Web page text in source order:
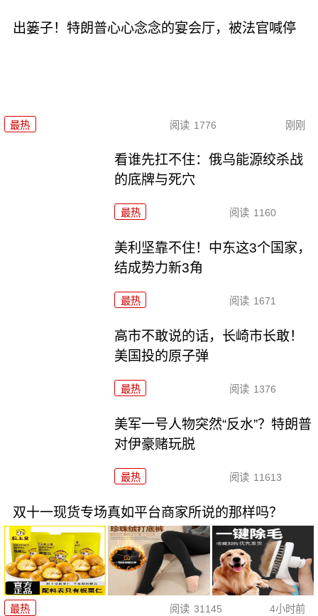
出篓子！特朗普心心念念的宴会厅，被法官喊停
最热 阅读 1776 刚刚
看谁先扛不住：俄乌能源绞杀战
的底牌与死穴
最热 阅读 1160
美利坚靠不住！中东这3个国家，
结成势力新3角
最热 阅读 1671
高市不敢说的话，长崎市长敢！
美国投的原子弹
最热 阅读 1376
美军一号人物突然“反水”？特朗普
对伊豪赌玩脱
最热 阅读 11613
双十一现货专场真如平台商家所说的那样吗？
最热 阅读 31145 4小时前